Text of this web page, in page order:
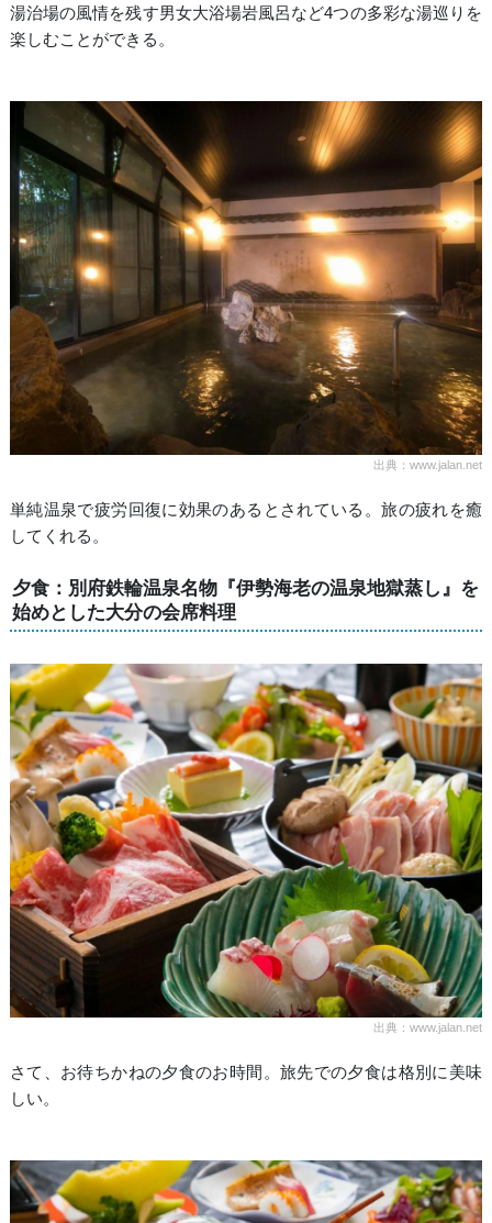
湯治場の風情を残す男女大浴場岩風呂など4つの多彩な湯巡りを
楽しむことができる。
出典：www.jalan.net
単純温泉で疲労回復に効果のあるとされている。旅の疲れを癒
してくれる。
夕食：別府鉄輪温泉名物『伊勢海老の温泉地獄蒸し』を
始めとした大分の会席料理
出典：www.jalan.net
さて、お待ちかねの夕食のお時間。旅先での夕食は格別に美味
しい。